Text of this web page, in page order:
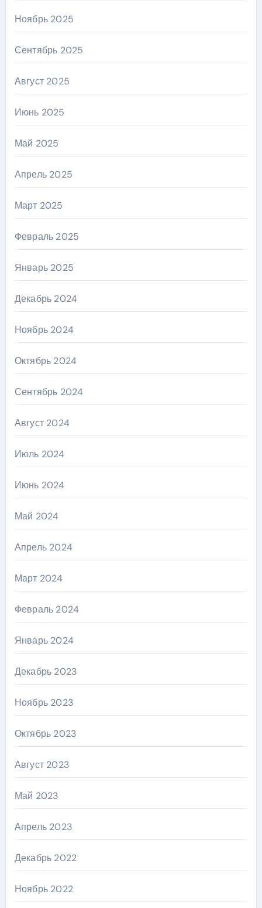
Ноябрь 2025
Сентябрь 2025
Август 2025
Июнь 2025
Май 2025
Апрель 2025
Март 2025
Февраль 2025
Январь 2025
Декабрь 2024
Ноябрь 2024
Октябрь 2024
Сентябрь 2024
Август 2024
Июль 2024
Июнь 2024
Май 2024
Апрель 2024
Март 2024
Февраль 2024
Январь 2024
Декабрь 2023
Ноябрь 2023
Октябрь 2023
Август 2023
Май 2023
Апрель 2023
Декабрь 2022
Ноябрь 2022